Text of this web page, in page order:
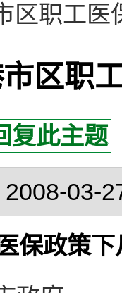
区职工医
区职
复此主题
03-
保政策